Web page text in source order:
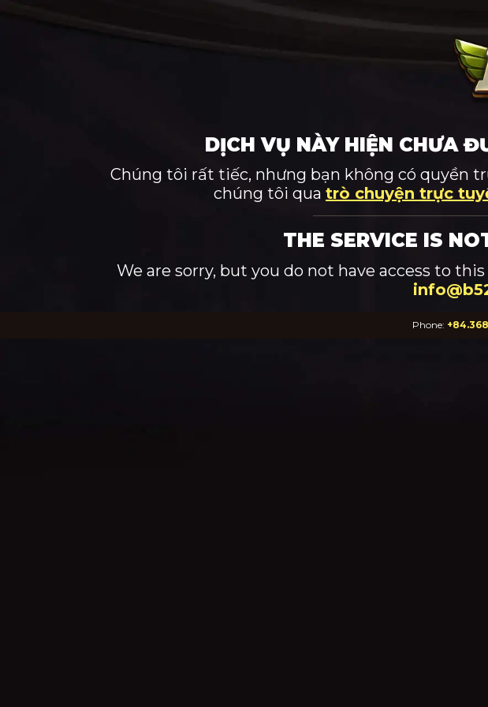
DỊCH VỤ NÀY HIỆN CHƯA
Chúng tôi rất tiếc, nhưng bạn không có quyền
chúng tôi qua trò chuyện trực
THE SERVICE IS
We are sorry, but you do not have access to
Phone: